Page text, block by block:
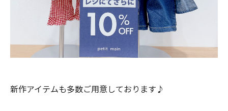
新作アイテムも多数ご用意しております♪